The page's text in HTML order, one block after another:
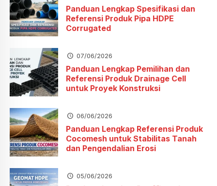
Panduan Lengkap Spesifikasi dan
Referensi Produk Pipa HDPE
Corrugated
07/06/2026
Panduan Lengkap Pemilihan dan
Referensi Produk Drainage Cell
untuk Proyek Konstruksi
06/06/2026
Panduan Lengkap Referensi Produk
Cocomesh untuk Stabilitas Tanah
dan Pengendalian Erosi
05/06/2026